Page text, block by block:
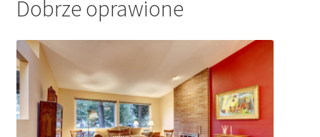
Dobrze oprawione